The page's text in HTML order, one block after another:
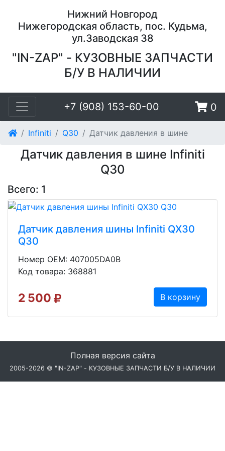
Нижний Новгород
Нижегородская область, пос. Кудьма,
ул.Заводская 38
"IN-ZAP" - КУЗОВНЫЕ ЗАПЧАСТИ
Б/У В НАЛИЧИИ
+7 (908) 153-60-00 0
Infiniti Q30 Датчик давления в шине
Датчик давления в шине Infiniti
Q30
Всего: 1
Датчик давления шины Infiniti QX30
Q30
Номер OEM: 407005DA0B
Код товара: 368881
2 500 В корзину
Полная версия сайта
2005-2026 © "IN-ZAP" - КУЗОВНЫЕ ЗАПЧАСТИ Б/У В НАЛИЧИИ